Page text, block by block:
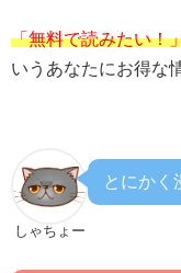
「無料で読みたい！
いうあなたにお得な
しゃちょー
とにかく